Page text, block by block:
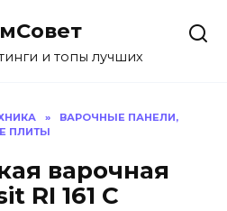
и топы лучших
»
ВАРОЧНЫЕ ПАНЕЛИ,
ПЛИТЫ
варочная
RI 161 C